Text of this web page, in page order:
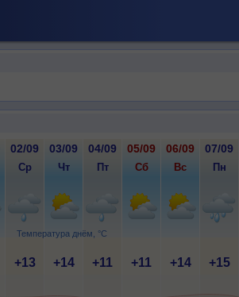
Температура днём, °C
02/09 03/09 04/09 05/09 06/09 07/09
Ср Чт Пт Сб Вс Пн
+13 +14 +11 +11 +14 +15